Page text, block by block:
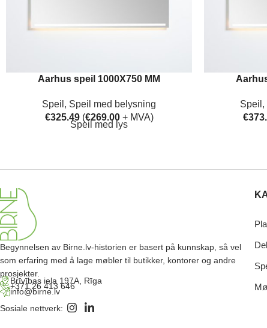
Aarhus speil 1000X750 MM
Speil , Speil med belysning
€325.49 (€269.00+ MVA)
Speil med lys
Speil ,
€
Begynnelsen av Birne.lv-historien er basert på kunnskap, så vel
som erfaring med å lage møbler til butikker, kontorer og andre
prosjekter.
Brīvības iela 197A, Rīga
+371 26 413 646
info@birne.lv
Sosiale nettverk: